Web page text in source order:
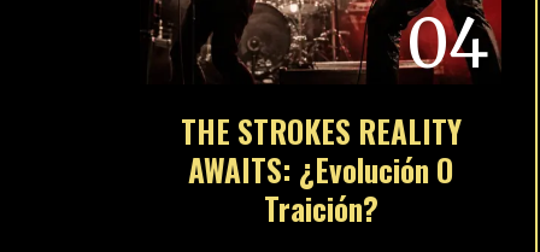
04
THE STROKES REALITY
AWAITS: ¿Evolución O
Traición?